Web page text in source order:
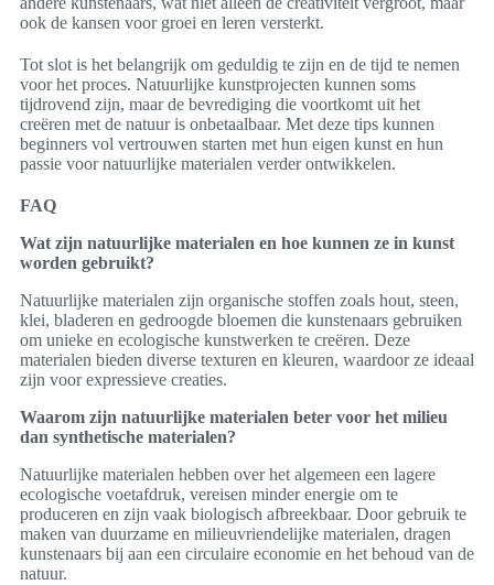
ook de kansen voor groei en leren versterkt.
Tot slot is het belangrijk om geduldig te zijn en de tijd te nemen
voor het proces. Natuurlijke kunstprojecten kunnen soms
tijdrovend zijn, maar de bevrediging die voortkomt uit het
creëren met de natuur is onbetaalbaar. Met deze tips kunnen
beginners vol vertrouwen starten met hun eigen kunst en hun
passie voor natuurlijke materialen verder ontwikkelen.
FAQ
Wat zijn natuurlijke materialen en hoe kunnen ze in kunst
worden gebruikt?
Natuurlijke materialen zijn organische stoffen zoals hout, steen,
klei, bladeren en gedroogde bloemen die kunstenaars gebruiken
om unieke en ecologische kunstwerken te creëren. Deze
materialen bieden diverse texturen en kleuren, waardoor ze ideaal
zijn voor expressieve creaties.
Waarom zijn natuurlijke materialen beter voor het milieu
dan synthetische materialen?
Natuurlijke materialen hebben over het algemeen een lagere
ecologische voetafdruk, vereisen minder energie om te
produceren en zijn vaak biologisch afbreekbaar. Door gebruik te
maken van duurzame en milieuvriendelijke materialen, dragen
kunstenaars bij aan een circulaire economie en het behoud van de
natuur.